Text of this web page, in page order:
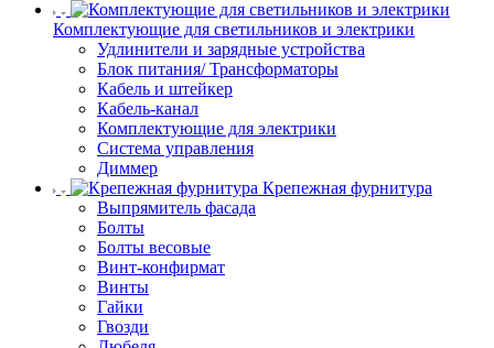
Комплектующие для светильников и электрики
Удлинители и зарядные устройства
Блок питания/ Трансформаторы
Кабель и штейкер
Кабель-канал
Комплектующие для электрики
Система управления
Диммер
Крепежная фурнитура
Выпрямитель фасада
Болты
Болты весовые
Винт-конфирмат
Винты
Гайки
Гвозди